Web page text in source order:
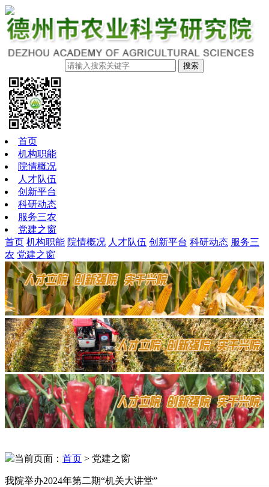
搜索
首页
机构职能
院情概况
人才队伍
创新平台
科研动态
服务三农
党建之窗
首页 机构职能 院情概况 人才队伍 创新平台 科研动态 服务三
农 党建之窗
当前页面： 首页 > 党建之窗
我院举办2024年第二期“机关大讲堂”